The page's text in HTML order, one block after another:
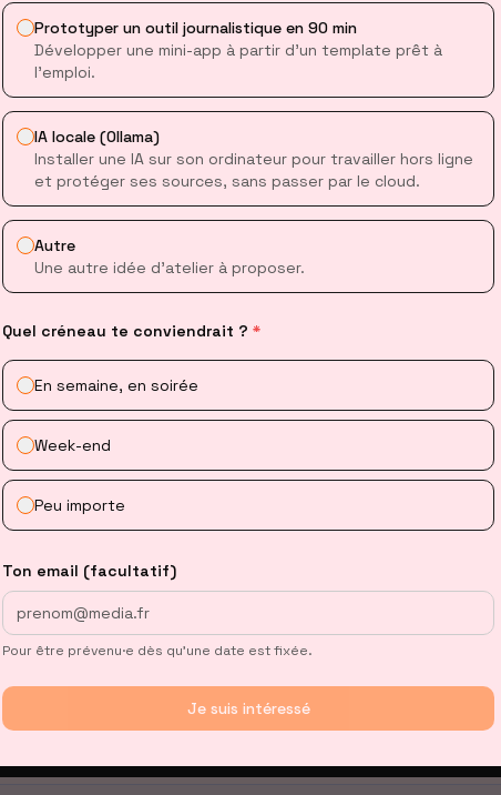
CRÉER SON ESPACE DE TRAVAIL
votre terminal.
un dossier pour votre enquête :
PowerShell
Enquete_Vibecoder
dans ce dossier :
votre premier fichier de notes :
Item notes_enquete.txt
! Vous avez créé un espace de travail structuré pour votre
Prototyper un outil journalistique en 90 min
Développer une mini-app à partir d’un template prêt à
l’emploi.
IA locale (Ollama)
Installer une IA sur son ordinateur pour travailler hors ligne
et protéger ses sources, sans passer par le cloud.
Autre
Une autre idée d’atelier à proposer.
Quel créneau te conviendrait ? *
En semaine, en soirée
Week-end
Peu importe
Ton email (facultatif)
Pour être prévenu·e dès qu’une date est fixée.
Je suis intéressé